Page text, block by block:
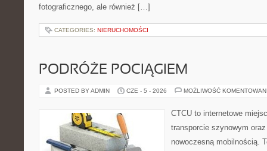
fotograficznego, ale również […]
CATEGORIES: NIERUCHOMOŚCI
PODRÓŻE POCIĄGIEM
POSTED BY ADMIN CZE - 5 - 2026 MOŻLIWOŚĆ
CTCU to internetowe
transporcie szynowym
nowoczesną mobilnością.